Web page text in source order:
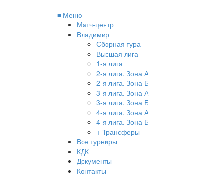
≡ Меню
Матч-центр
Владимир
Сборная тура
Высшая лига
1-я лига
2-я лига. Зона А
2-я лига. Зона Б
3-я лига. Зона А
3-я лига. Зона Б
4-я лига. Зона А
4-я лига. Зона Б
+ Трансферы
Все турниры
КДК
Документы
Контакты